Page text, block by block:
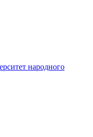
народного